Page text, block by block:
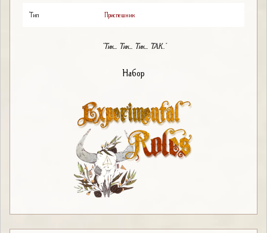
Тип Приспешник
"Тик... Тик... Тик... ТАК."
Набор